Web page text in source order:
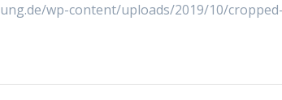
wp-content/uploads/2019/10/